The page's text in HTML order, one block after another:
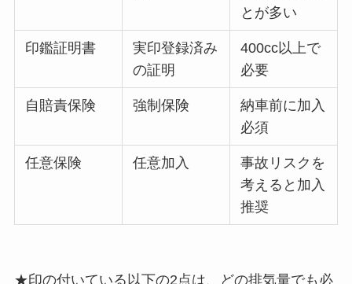
とが多い
印鑑証明書
実印登録済み
の証明
400cc以上で
必要
自賠責保険 強制保険
納車前に加入
必須
任意保険 任意加入
事故リスクを
考えると加入
推奨
★印の付いている以下の2点は、どの排気量でも必